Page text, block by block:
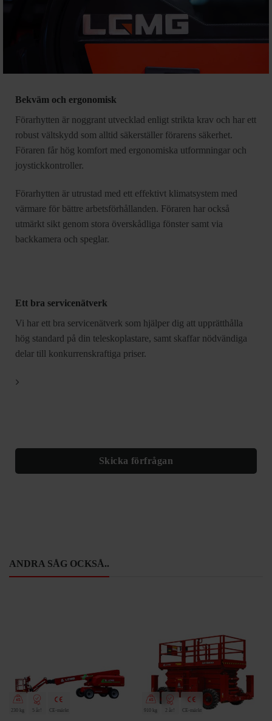
Bekväm och ergonomisk
Förarhytten är noggrant utvecklad enligt strikta krav och har ett
robust vältskydd som alltid säkerställer förarens säkerhet.
Föraren får hög komfort med ergonomiska utformningar och
joystickkontroller.
Förarhytten är utrustad med ett effektivt klimatsystem med
värmare för bättre arbetsförhållanden. Föraren har också
utmärkt sikt genom stora överskådliga fönster samt via
backkamera och speglar.
Ett bra servicenätverk
Vi har ett bra servicenätverk som hjälper dig att upprätthålla
hög standard på din teleskoplastare, samt skaffar nödvändiga
delar till konkurrenskraftiga priser.
Skicka förfrågan
ANDRA SÅG OCKSÅ..
230 kg 5 år! CE-märkt 910 kg 2 år! CE-märkt